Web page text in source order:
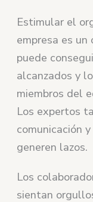
Estimular el
empresa es
puede
alcanzados y
miembros del
Los expertos
comunicación
generen lazos.
Los
sientan